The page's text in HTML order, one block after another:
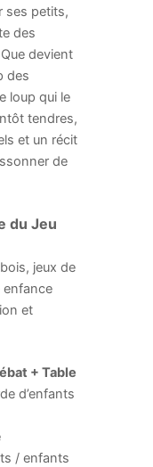
ses petits,
des
devient
des
loup qui le
tendres,
et un récit
de
du Jeu
jeux de
enfance
et
+ Table
d’enfants
/ enfants